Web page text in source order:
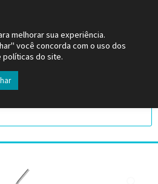
melhorar sua experiência.
você concorda com o uso dos
políticas do site.